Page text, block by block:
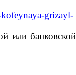
grizayl-
или банковской